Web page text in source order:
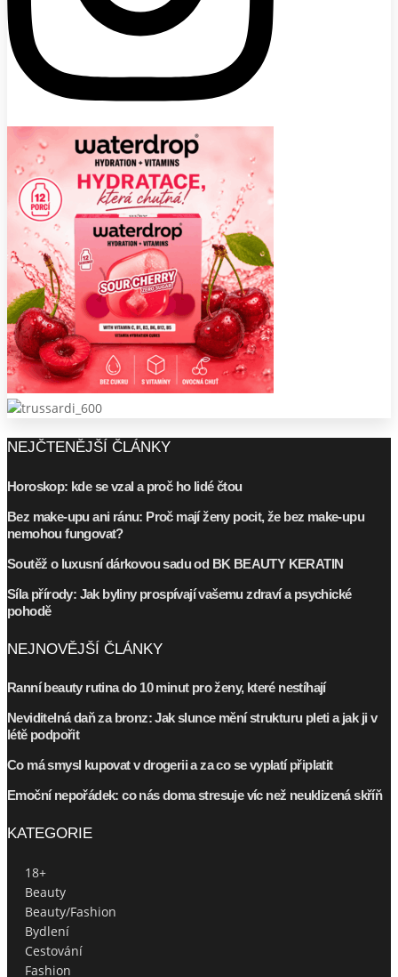
NEJČTENĚJŠÍ ČLÁNKY
Horoskop: kde se vzal a proč ho lidé čtou
Bez make-upu ani ránu: Proč mají ženy pocit, že bez make-upu
nemohou fungovat?
Soutěž o luxusní dárkovou sadu od BK BEAUTY KERATIN
Síla přírody: Jak byliny prospívají vašemu zdraví a psychické
pohodě
NEJNOVĚJŠÍ ČLÁNKY
Ranní beauty rutina do 10 minut pro ženy, které nestíhají
Neviditelná daň za bronz: Jak slunce mění strukturu pleti a jak ji v
létě podpořit
Co má smysl kupovat v drogerii a za co se vyplatí připlatit
Emoční nepořádek: co nás doma stresuje víc než neuklizená skříň
KATEGORIE
18+
Beauty
Beauty/Fashion
Bydlení
Cestování
Fashion